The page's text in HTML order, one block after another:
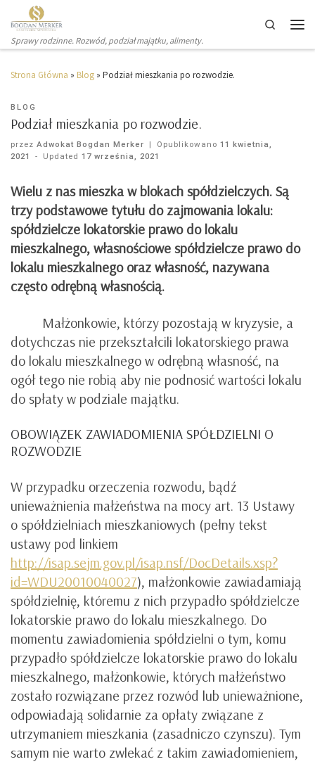
Sprawy rodzinne. Rozwód, podział majątku, alimenty.
Search
Strona Główna » Blog » Podział mieszkania po rozwodzie.
BLOG
Podział mieszkania po rozwodzie.
przez Adwokat Bogdan Merker | Opublikowano11 kwietnia,
2021
- Updated17 września, 2021
Wielu z nas mieszka w blokach spółdzielczych. Są
trzy podstawowe tytułu do zajmowania lokalu:
spółdzielcze lokatorskie prawo do lokalu
mieszkalnego, własnościowe spółdzielcze prawo do
lokalu mieszkalnego oraz własność, nazywana
często odrębną własnością.
Małżonkowie, którzy pozostają w kryzysie, a
dotychczas nie przekształcili lokatorskiego prawa
do lokalu mieszkalnego w odrębną własność, na
ogół tego nie robią aby nie podnosić wartości lokalu
do spłaty w podziale majątku.
OBOWIĄZEK ZAWIADOMIENIA SPÓŁDZIELNI O
ROZWODZIE
W przypadku orzeczenia rozwodu, bądź
unieważnienia małżeństwa na mocy art. 13 Ustawy
o spółdzielniach mieszkaniowych (pełny tekst
ustawy pod linkiem
http://isap.sejm.gov.pl/isap.nsf/DocDetails.xsp?
id=WDU20010040027), małżonkowie zawiadamiają
spółdzielnię, któremu z nich przypadło spółdzielcze
lokatorskie prawo do lokalu mieszkalnego. Do
momentu zawiadomienia spółdzielni o tym, komu
przypadło spółdzielcze lokatorskie prawo do lokalu
mieszkalnego, małżonkowie, których małżeństwo
zostało rozwiązane przez rozwód lub unieważnione,
odpowiadają solidarnie za opłaty związane z
utrzymaniem mieszkania (zasadniczo czynszu). Tym
samym nie warto zwlekać z takim zawiadomieniem,